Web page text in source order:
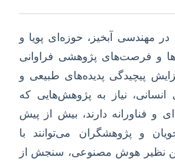
مهندسی آبخیز، حوزه‌ای پویا و
و فرصت‌های پژوهشی فراوانی
پیچیدگی پدیده‌های طبیعی و
انسانی، نیاز به پژوهش‌هایی که
و فناورانه دارند، بیش از پیش
و پژوهشگران می‌توانند با
نظیر هوش مصنوعی، سنجش از